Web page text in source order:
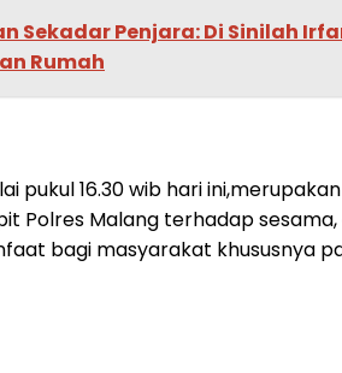
Sekadar Penjara: Di Sinilah
Rumah
pukul 16.30 wib hari
Polres Malang terhadap sesama,
bagi masyarakat khususnya